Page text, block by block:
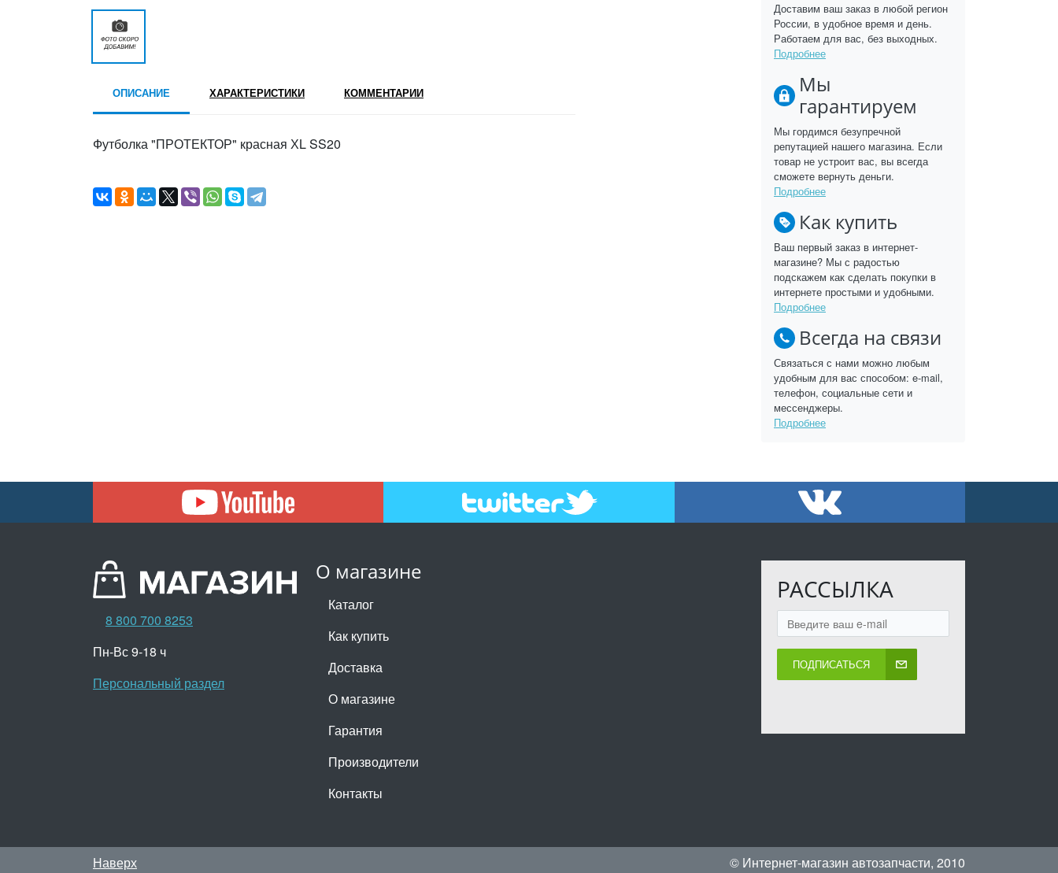
ОПИСАНИЕ ХАРАКТЕРИСТИКИ КОММЕНТАРИИ
Футболка "ПРОТЕКТОР" красная ХL SS20
Доставим ваш заказ в любой регион
России, в удобное время и день.
Работаем для вас, без выходных.
Подробнее
Мы
гарантируем
Мы гордимся безупречной
репутацией нашего магазина. Если
товар не устроит вас, вы всегда
сможете вернуть деньги.
Подробнее
Как купить
Ваш первый заказ в интернет-
магазине? Мы с радостью
подскажем как сделать покупки в
интернете простыми и удобными.
Подробнее
Всегда на связи
Связаться с нами можно любым
удобным для вас способом: e-mail,
телефон, социальные сети и
мессенджеры.
Подробнее
О магазине
Каталог
Как купить
Доставка
О магазине
Гарантия
Производители
Контакты
РАССЫЛКА
ПОДПИСАТЬСЯ
8 800 700 8253
Пн-Вс 9-18 ч
Персональный раздел
Наверх © Интернет-магазин автозапчасти, 2010